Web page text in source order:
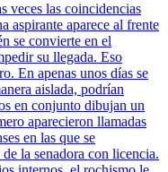
veces las coincidencias
aspirante aparece al frente
se convierte en el
su llegada. Eso
En apenas unos días se
aislada, podrían
en conjunto dibujan un
aparecieron llamadas
en las que se
la senadora con licencia.